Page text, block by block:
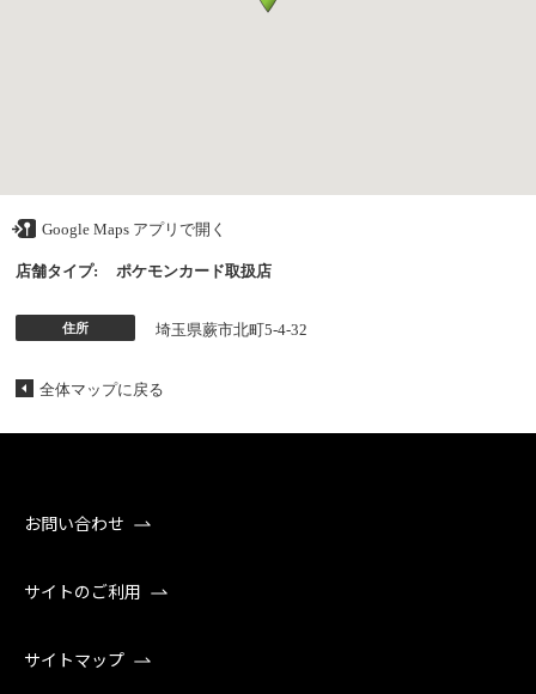
Google Maps アプリで開く
店舗タイプ: ポケモンカード取扱店
住所 埼玉県蕨市北町5-4-32
全体マップに戻る
お問い合わせ
サイトのご利用
サイトマップ